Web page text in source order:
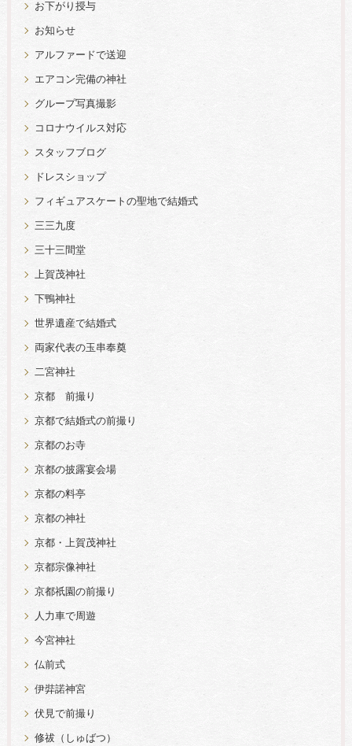
お下がり授与
お知らせ
アルファードで送迎
エアコン完備の神社
グループ写真撮影
コロナウイルス対応
スタッフブログ
ドレスショップ
フィギュアスケートの聖地で結婚式
三三九度
三十三間堂
上賀茂神社
下鴨神社
世界遺産で結婚式
両家代表の玉串奉奠
二宮神社
京都 前撮り
京都で結婚式の前撮り
京都のお寺
京都の披露宴会場
京都の料亭
京都の神社
京都・上賀茂神社
京都宗像神社
京都祇園の前撮り
人力車で周遊
今宮神社
仏前式
伊弉諾神宮
伏見で前撮り
修祓（しゅばつ）